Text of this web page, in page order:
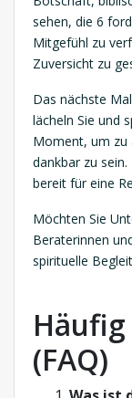
sehen, die 6
Mitgefühl zu
Zuversicht zu
Das nächste
lächeln Sie und
Moment, um zu
dankbar zu
bereit für eine
Möchten Sie
Beraterinnen
spirituelle
(FAQ)